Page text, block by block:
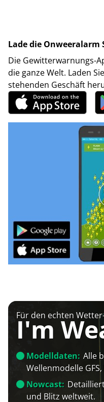
Lade die Onweeralarm
Die Gewitterwarnungs-
die ganze Welt. Laden
stehenden Geschäft
Für den echten
I'm
Modelldaten: Alle
Wellenmodelle GFS,
Nowcast:
und Blitz weltweit.